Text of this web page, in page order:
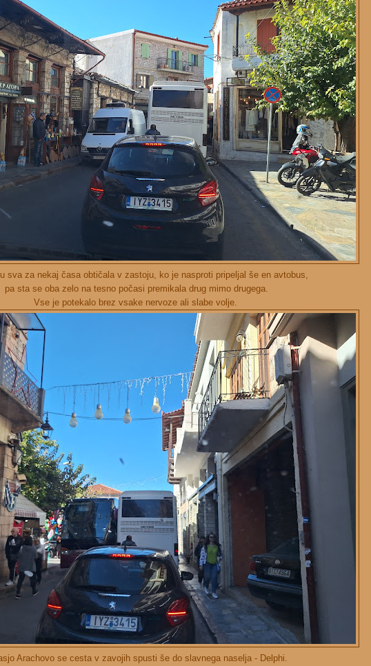
sva za nekaj časa obtičala v zastoju, ko je nasproti pripeljal še en avtobus,
pa sta se oba zelo na tesno počasi premikala drug mimo drugega.
Vse je potekalo brez vsake nervoze ali slabe volje.
Arachovo se cesta v zavojih spusti še do slavnega naselja - Delphi.